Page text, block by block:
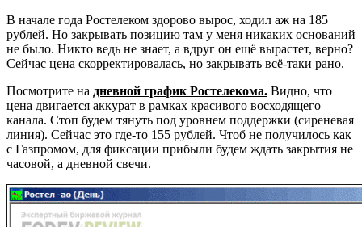
В начале года Ростелеком здорово вырос, ходил аж на 185
рублей. Но закрывать позицию там у меня никаких оснований
не было. Никто ведь не знает, а вдруг он ещё вырастет, верно?
Сейчас цена скорректировалась, но закрывать всё-таки рано.
Посмотрите на дневной график Ростелекома. Видно, что
цена двигается аккурат в рамках красивого восходящего
канала. Стоп будем тянуть под уровнем поддержки (сиреневая
линия). Сейчас это где-то 155 рублей. Чтоб не получилось как
с Газпромом, для фиксации прибыли будем ждать закрытия не
часовой, а дневной свечи.